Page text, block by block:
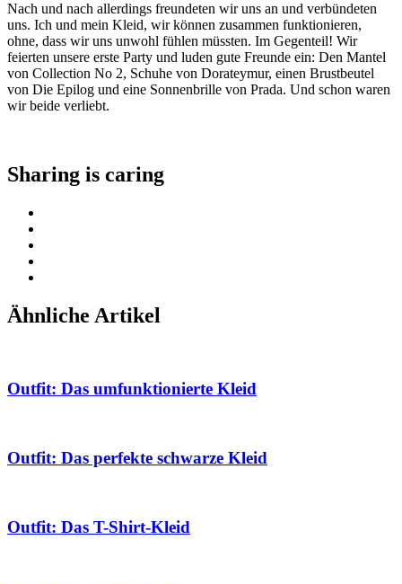
Nach und nach allerdings freundeten wir uns an und verbündeten
uns. Ich und mein Kleid, wir können zusammen funktionieren,
ohne, dass wir uns unwohl fühlen müssten. Im Gegenteil! Wir
feierten unsere erste Party und luden gute Freunde ein: Den Mantel
von Collection No 2, Schuhe von Dorateymur, einen Brustbeutel
von Die Epilog und eine Sonnenbrille von Prada. Und schon waren
wir beide verliebt.
Sharing is caring
Ähnliche Artikel
Outfit: Das umfunktionierte Kleid
Outfit: Das perfekte schwarze Kleid
Outfit: Das T-Shirt-Kleid